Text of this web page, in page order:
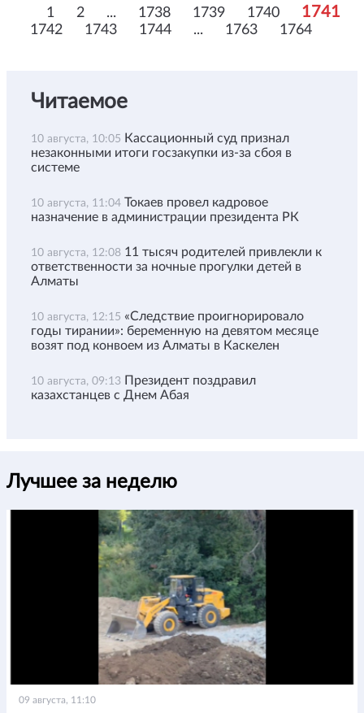
1 2 ... 1738 1739 1740 1741
1742 1743 1744 ... 1763 1764
Читаемое
10 августа, 10:05 Кассационный суд признал
незаконными итоги госзакупки из-за сбоя в
системе
10 августа, 11:04 Токаев провел кадровое
назначение в администрации президента РК
10 августа, 12:08 11 тысяч родителей привлекли к
ответственности за ночные прогулки детей в
Алматы
10 августа, 12:15 «Следствие проигнорировало
годы тирании»: беременную на девятом месяце
возят под конвоем из Алматы в Каскелен
10 августа, 09:13 Президент поздравил
казахстанцев с Днем Абая
Лучшее за неделю
09 августа, 11:10